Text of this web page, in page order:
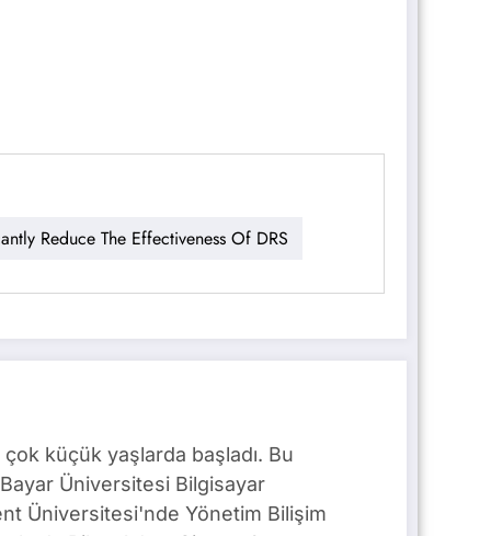
Reduce The Effectiveness Of DRS
küçük yaşlarda başladı. Bu
Üniversitesi Bilgisayar
Üniversitesi'nde Yönetim Bilişim